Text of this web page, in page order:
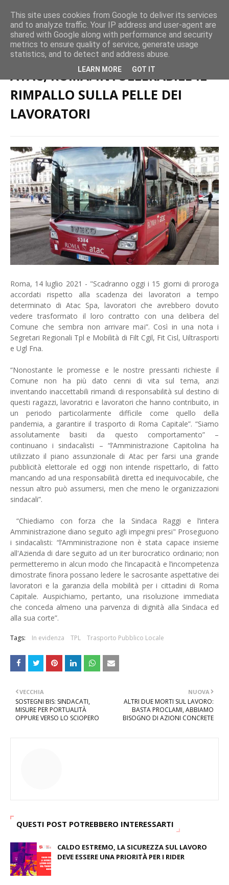
Home page Trasporto Pubblico Locale ATAC, ROMA: INTOLLERABILE
IL RIMPALLO SULLA PELLE DEI LAVORATORI
ATAC, ROMA: INTOLLERABILE IL
RIMPALLO SULLA PELLE DEI
LAVORATORI
Roma, 14 luglio 2021 - "Scadranno oggi i 15 giorni di proroga
accordati rispetto alla scadenza dei lavoratori a tempo
determinato di Atac Spa, lavoratori che avrebbero dovuto
vedere trasformato il loro contratto con una delibera del
Comune che sembra non arrivare mai”. Così in una nota i
Segretari Regionali Tpl e Mobilità di Filt Cgil, Fit Cisl, Uiltrasporti
e Ugl Fna.
“Nonostante le promesse e le nostre pressanti richieste il
Comune non ha più dato cenni di vita sul tema, anzi
inventando inaccettabili rimandi di responsabilità sul destino di
questi ragazzi, lavoratrici e lavoratori che hanno contribuito, in
un periodo particolarmente difficile come quello della
pandemia, a garantire il trasporto di Roma Capitale”. “Siamo
assolutamente basiti da questo comportamento” –
continuano i sindacalisti – “l’Amministrazione Capitolina ha
utilizzato il piano assunzionale di Atac per farsi una grande
pubblicità elettorale ed oggi non intende rispettarlo, di fatto
mancando ad una responsabilità diretta ed inequivocabile, che
nessun altro può assumersi, men che meno le organizzazioni
sindacali”.
“Chiediamo con forza che la Sindaca Raggi e l’intera
Amministrazione diano seguito agli impegni presi" Proseguono
i sindacalisti: “l’Amministrazione non è stata capace insieme
all'Azienda di dare seguito ad un iter burocratico ordinario; non
permetteremo in alcun modo che l’incapacità e l’incompetenza
dimostrate finora possano ledere le sacrosante aspettative dei
lavoratori e la garanzia della mobilità per i cittadini di Roma
Capitale. Auspichiamo, pertanto, una risoluzione immediata
che conceda almeno una parvenza di dignità alla Sindaca ed
alla sua corte”.
Tags: In evidenza TPL Trasporto Pubblico Locale
NUOVA
ALTRI DUE MORTI SUL LAVORO:
BASTA PROCLAMI, ABBIAMO
BISOGNO DI AZIONI CONCRETE
VECCHIA
SOSTEGNI BIS: SINDACATI,
MISURE PER PORTUALITÀ
OPPURE VERSO LO SCIOPERO
QUESTI POST POTREBBERO INTERESSARTI
CALDO ESTREMO, LA SICUREZZA SUL LAVORO
DEVE ESSERE UNA PRIORITÀ PER I RIDER
This site uses cookies from Google to deliver its services
and to analyze traffic. Your IP address and user-agent are
shared with Google along with performance and security
metrics to ensure quality of service, generate usage
statistics, and to detect and address abuse.
LEARN MORE GOT IT